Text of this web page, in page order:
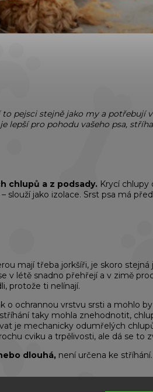
pejsci stejně jako my a potřebují
lepší pro pohodu vašeho psa,
chlupů a z podsady. Krycí chlupy
slouží jako izolace. Srst psa má
mají třeba jorkšíři, je skoro stejná
v létě snadno přehřejí a v zimě
protože ti nelínají.
o ochrannou vrstvu srsti a mohlo
taky mohla znehodnotit,
je mechanicky odumřelých
cviku a trpělivosti, ale dá se to
dlouhá, není určena ke